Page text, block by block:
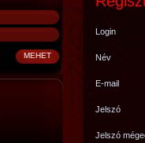
Login
Név
E-mail
Jelszó
Jelszó